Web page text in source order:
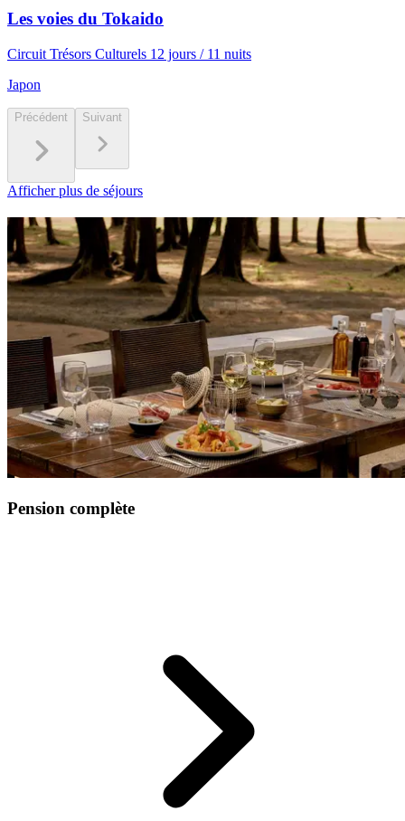
Les voies du Tokaido
Circuit Trésors Culturels 12 jours / 11 nuits
Japon
Précédent Suivant
Afficher plus de séjours
Pension complète